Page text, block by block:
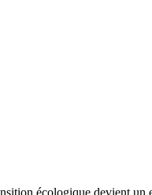
écologique devient un